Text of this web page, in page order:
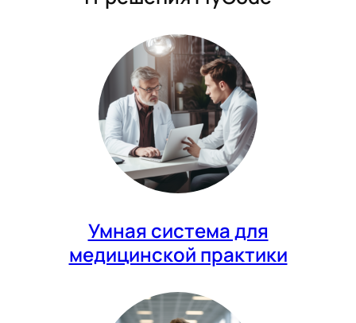
Умная система для
медицинской практики